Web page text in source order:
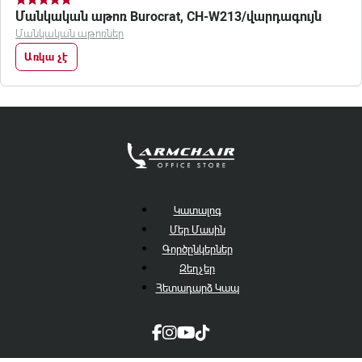
Մանկական աթոռ Burocrat, CH-W213/վարդագույն
Մանկական աթոռներ
Առկա չէ
Կատալոգ
Մեր Մասին
Գործընկերներ
Զեղչեր
Հետադարձ Կապ